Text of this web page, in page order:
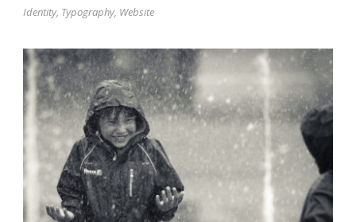
Identity, Typography, Website